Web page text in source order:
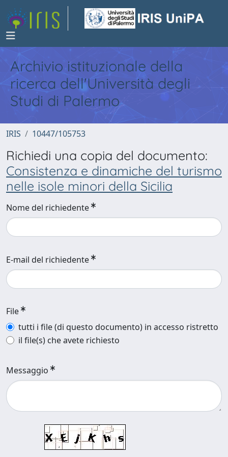
Archivio istituzionale della
ricerca dell'Università degli
Studi di Palermo
IRIS 10447/105753
Richiedi una copia del documento:
Consistenza e dinamiche del turismo
nelle isole minori della Sicilia
Nome del richiedente
E-mail del richiedente
File
tutti i file (di questo documento) in accesso ristretto
il file(s) che avete richiesto
Messaggio